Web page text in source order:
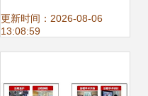
创意思维系统的未
更新时间：2026-08-06
13:08:59